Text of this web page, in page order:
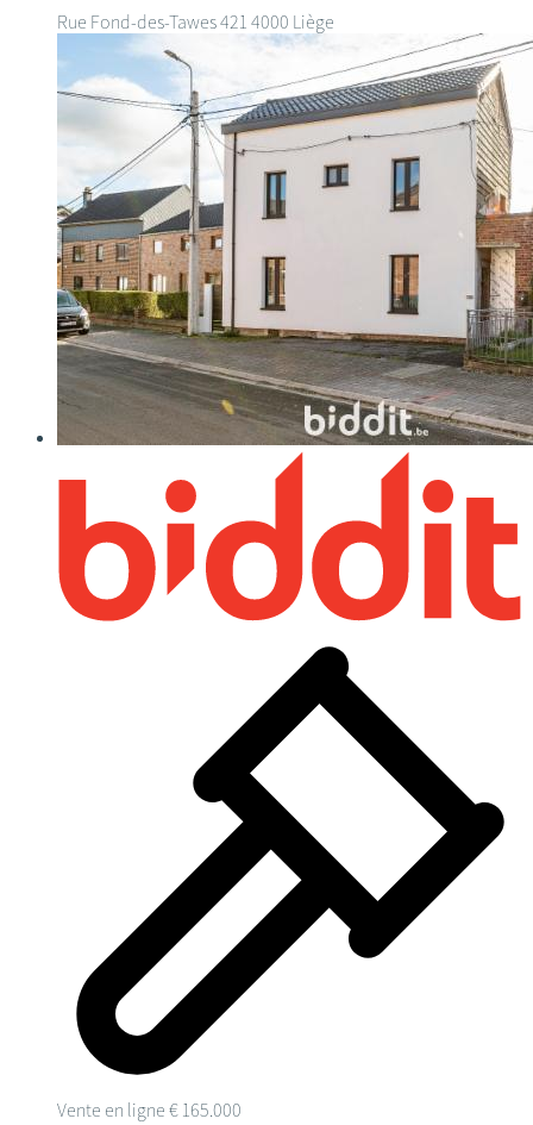
Rue Fond-des-Tawes 421 4000 Liège
Vente en ligne € 165.000